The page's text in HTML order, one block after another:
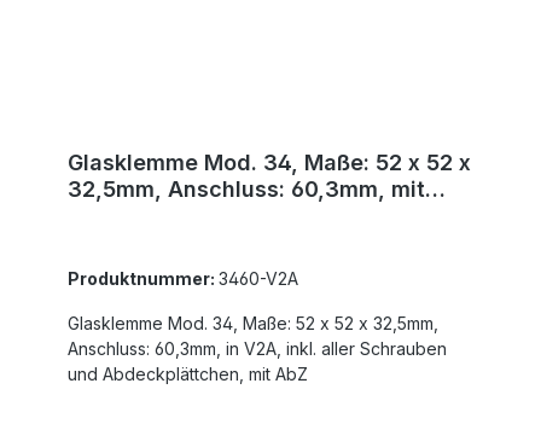
Glasklemme Mod. 34, Maße: 52 x 52 x
32,5mm, Anschluss: 60,3mm, mit
Produktnummer: 3460-V2A
Glasklemme Mod. 34, Maße: 52 x 52 x 32,5mm,
Anschluss: 60,3mm, in V2A, inkl. aller Schrauben
und Abdeckplättchen, mit AbZ